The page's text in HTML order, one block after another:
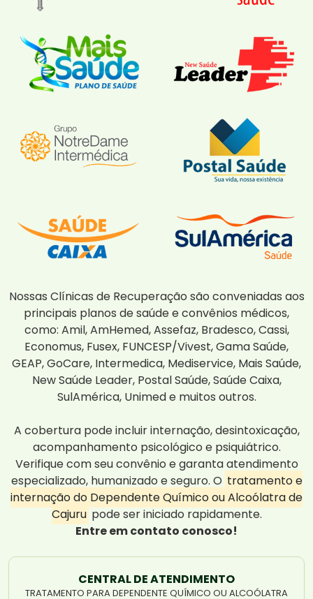
Nossas Clínicas de Recuperação são conveniadas aos
principais planos de saúde e convênios médicos,
como: Amil, AmHemed, Assefaz, Bradesco, Cassi,
Economus, Fusex, FUNCESP/Vivest, Gama Saúde,
GEAP, GoCare, Intermedica, Mediservice, Mais Saúde,
New Saúde Leader, Postal Saúde, Saúde Caixa,
SulAmérica, Unimed e muitos outros.
A cobertura pode incluir internação, desintoxicação,
acompanhamento psicológico e psiquiátrico.
Verifique com seu convênio e garanta atendimento
especializado, humanizado e seguro. O tratamento e
internação do Dependente Químico ou Alcoólatra de
Cajuru pode ser iniciado rapidamente.
Entre em contato conosco!
CENTRAL DE ATENDIMENTO
TRATAMENTO PARA DEPENDENTE QUÍMICO OU ALCOÓLATRA